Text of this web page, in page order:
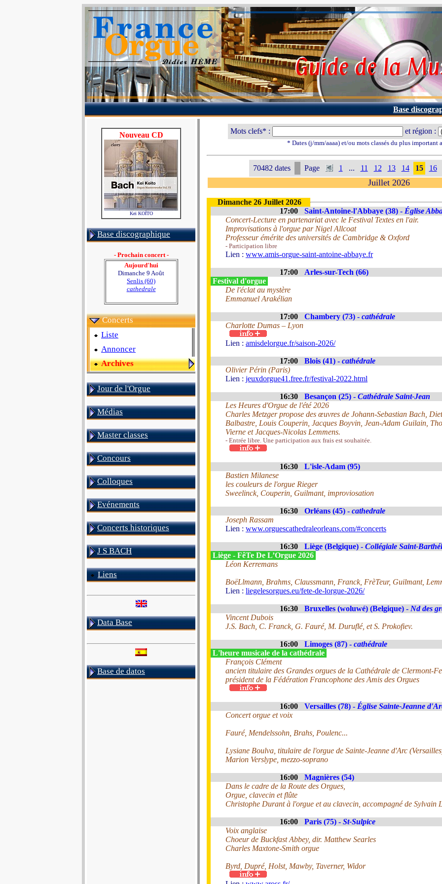
Base
Nouveau CD
Kei KOÏTO
Base discographique
- Prochain concert -
Aujourd'hui
Dimanche 9 Août
Senlis (60)
cathedrale
Concerts
Liste
Annoncer
Archives
Jour de l'Orgue
Médias
Master classes
Concours
Colloques
Evénements
Concerts historiques
J S BACH
Liens
Data Base
Base de datos
Mots clefs* : et région :
* Dates (j/mm/aaaa) et/ou mots classés du plus important
70482 dates Page 1 ... 11 12 13 14 15 16
Juillet 2026
Dimanche 26 Juillet 2026
17:00
Saint-Antoine-l'Abbaye (38) - Église
Concert-Lecture en partenariat avec le Festival Textes en l'air.
Improvisations à l'orgue par Nigel Allcoat
Professeur émérite des universités de Cambridge & Oxford
- Participation libre
Lien : www.amis-orgue-saint-antoine-abbaye.fr
17:00
Arles-sur-Tech (66)
Festival d'orgue
De l'éclat au mystère
Emmanuel Arakélian
17:00 Chambery (73) - cathédrale
Charlotte Dumas – Lyon
Lien : amisdelorgue.fr/saison-2026/
17:00 Blois (41) - cathédrale
Olivier Périn (Paris)
Lien : jeuxdorgue41.free.fr/festival-2022.html
16:30 Besançon (25) - Cathédrale Saint-Jean
Les Heures d'Orgue de l'été 2026
Charles Metzger propose des œuvres de Johann-Sebastian Bach,
Balbastre, Louis Couperin, Jacques Boyvin, Jean-Adam Guilain,
Vierne et Jacques-Nicolas Lemmens.
- Entrée libre. Une participation aux frais est souhaitée.
16:30
L'isle-Adam (95)
Bastien Milanese
les couleurs de l'orgue Rieger
Sweelinck, Couperin, Guilmant, improviosation
16:30 Orléans (45) - cathedrale
Joseph Rassam
Lien : www.orguescathedraleorleans.com/#concerts
16:30 Liège (Belgique) - Collégiale Saint-
Liège - FêTe De L’Orgue 2026
Léon Kerremans
BoëLlmann, Brahms, Claussmann, Franck, FrèTeur, Guilmant,
Lien : liegelesorgues.eu/fete-de-lorgue-2026/
16:30 Bruxelles (woluwé) (Belgique) - Nd des
Vincent Dubois
J.S. Bach, C. Franck, G. Fauré, M. Duruflé, et S. Prokofiev.
16:00 Limoges (87) - cathédrale
L'heure musicale de la cathédrale
François Clément
ancien titulaire des Grandes orgues de la Cathédrale de Clermont-
président de la Fédération Francophone des Amis des Orgues
16:00 Versailles (78) - Église Sainte-Jeanne
Concert orgue et voix
Fauré, Mendelssohn, Brahs, Poulenc...
Lysiane Boulva, titulaire de l'orgue de Sainte-Jeanne d'Arc
Marion Verslype, mezzo-soprano
16:00
Magnières (54)
Dans le cadre de la Route des Orgues,
Orgue, clavecin et flûte
Christophe Durant à l'orgue et au clavecin, accompagné de Sylvain
16:00 Paris (75) - St-Sulpice
Voix anglaise
Choeur de Buckfast Abbey, dir. Matthew Searles
Charles Maxtone-Smith orgue
Byrd, Dupré, Holst, Mawby, Taverner, Widor